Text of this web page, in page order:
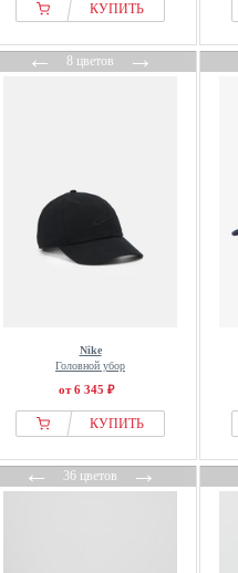
КУПИТЬ
←8 цветов→
Nike
Головной убор
от 6 345 ₽
КУПИТЬ
←36 цветов→